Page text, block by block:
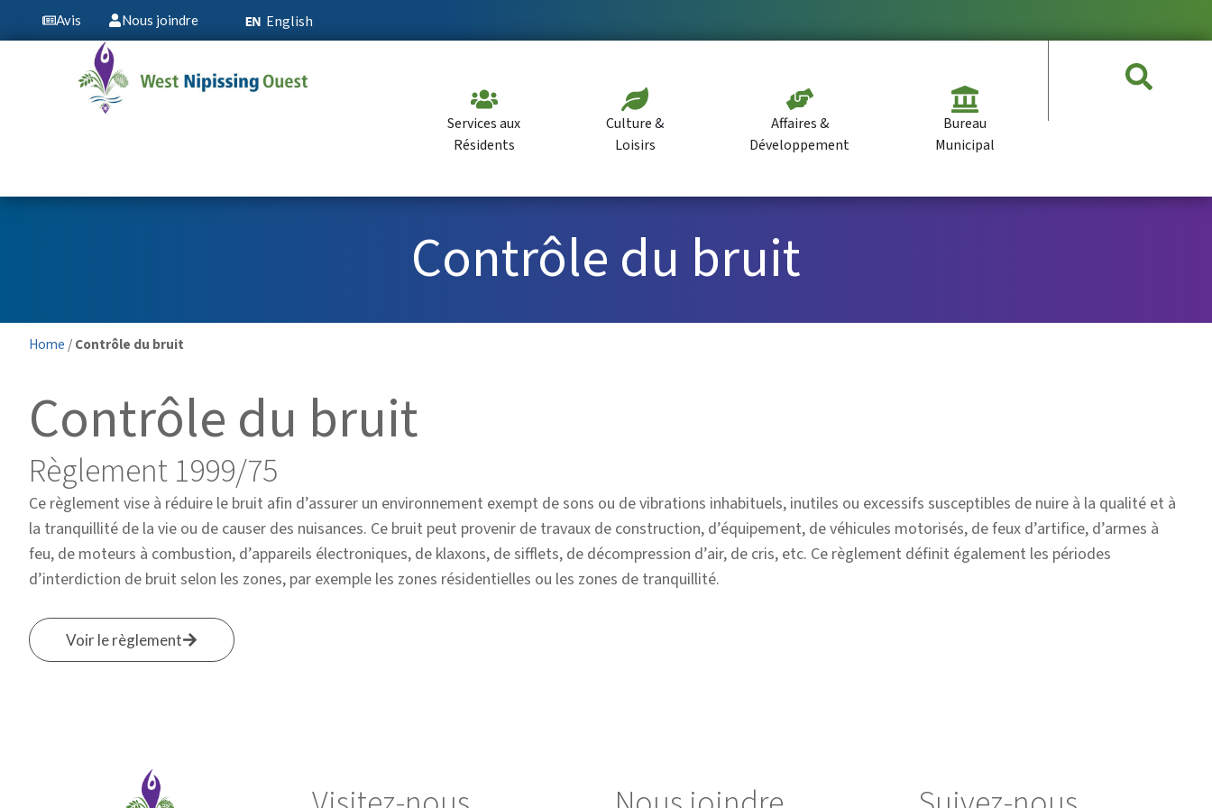
Avis Nous joindre English
Services aux
Résidents
Culture &
Loisirs
Affaires &
Développement
Bureau
Municipal
Contrôle du bruit
Home /Contrôle du bruit
Contrôle du bruit
Règlement 1999/75
Ce règlement vise à réduire le bruit afin d’assurer un environnement exempt de sons ou de vibrations inhabituels, inutiles ou excessifs susceptibles de nuire à la qualité et à
la tranquillité de la vie ou de causer des nuisances. Ce bruit peut provenir de travaux de construction, d’équipement, de véhicules motorisés, de feux d’artifice, d’armes à
feu, de moteurs à combustion, d’appareils électroniques, de klaxons, de sifflets, de décompression d’air, de cris, etc. Ce règlement définit également les périodes
d’interdiction de bruit selon les zones, par exemple les zones résidentielles ou les zones de tranquillité.
Voir le règlement